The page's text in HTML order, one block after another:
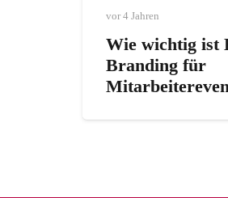
vor 4 Jahren
Wie wichtig ist
Branding für